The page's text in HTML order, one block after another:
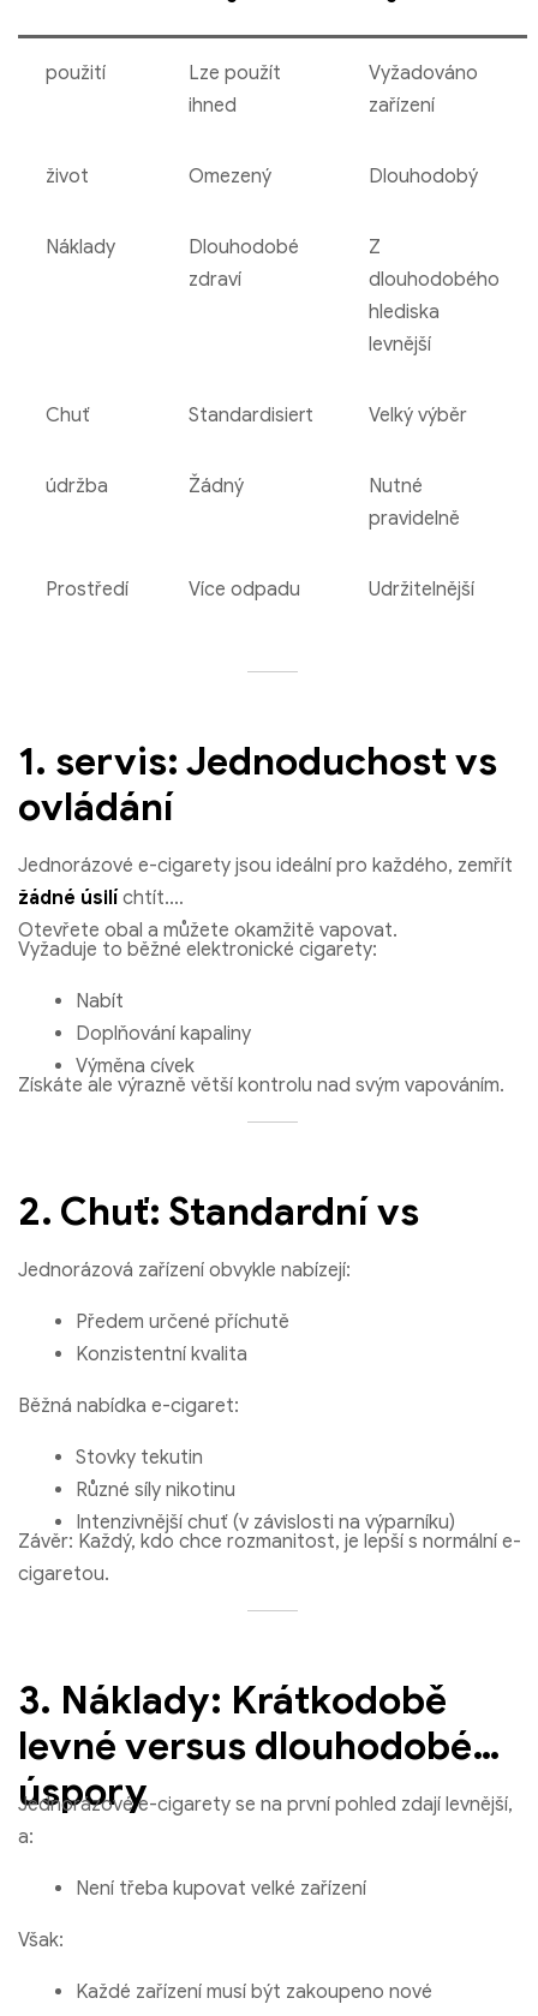
použití
Lze použít
ihned
Vyžadováno
zařízení
život Omezený Dlouhodobý
Náklady
Dlouhodobé
zdraví
Z
dlouhodobého
hlediska
levnější
Chuť Standardisiert Velký výběr
údržba Žádný
Nutné
pravidelně
Prostředí Více odpadu Udržitelnější
1. servis: Jednoduchost vs
ovládání
Jednorázové e-cigarety jsou ideální pro každého, zemřít
žádné úsilí chtít.
Otevřete obal a můžete okamžitě vapovat.
Vyžaduje to běžné elektronické cigarety:
Nabít
Doplňování kapaliny
Výměna cívek
Získáte ale výrazně větší kontrolu nad svým vapováním.
2. Chuť: Standardní vs
Jednorázová zařízení obvykle nabízejí:
Předem určené příchutě
Konzistentní kvalita
Běžná nabídka e-cigaret:
Stovky tekutin
Různé síly nikotinu
Intenzivnější chuť (v závislosti na výparníku)
Závěr: Každý, kdo chce rozmanitost, je lepší s normální e-
cigaretou.
3. Náklady: Krátkodobě
levné versus dlouhodobé
úspory
Jednorázové e-cigarety se na první pohled zdají levnější,
a:
Není třeba kupovat velké zařízení
Však:
Každé zařízení musí být zakoupeno nové